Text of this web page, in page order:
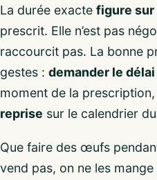
La durée exacte figure sur
prescrit. Elle n’est pas
raccourcit pas. La bonne
gestes : demander le
moment de la
reprise sur le calendrier
Que faire des œufs
vend pas, on ne les